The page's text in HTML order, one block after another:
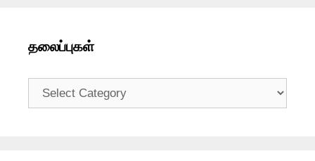
தலைப்புகள்
தலைப்புகள்